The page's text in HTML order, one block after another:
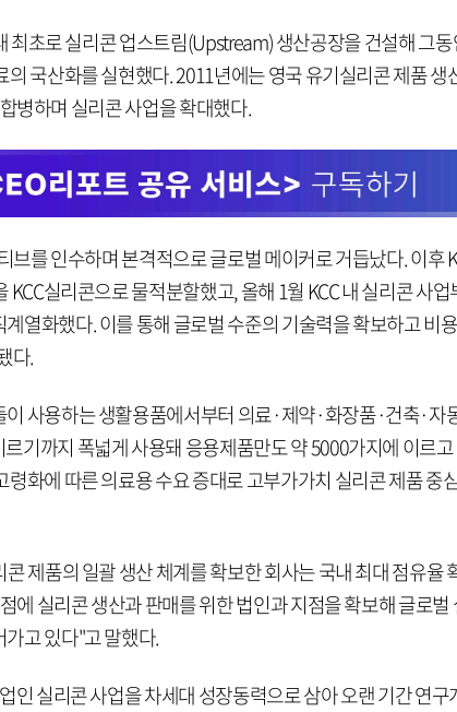
최초로 실리콘 업스트림(Upstream) 생산공장을 건설해 그
의 국산화를 실현했다. 2011년에는 영국 유기실리콘 제품 생
병하며 실리콘 사업을 확대했다.
브를 인수하며 본격적으로 글로벌 메이커로 거듭났다. 이후
KCC실리콘으로 물적분할했고, 올해 1월 KCC 내 실리콘 사
열화했다. 이를 통해 글로벌 수준의 기술력을 확보하고 비
다.
사용하는 생활용품에서부터 의료·제약·화장품·건축·자
기까지 폭넓게 사용돼 응용제품만도 약 5000가지에 이르
령화에 따른 의료용 수요 증대로 고부가가치 실리콘 제품 중
제품의 일괄 생산 체계를 확보한 회사는 국내 최대 점유율
에 실리콘 생산과 판매를 위한 법인과 지점을 확보해 글로벌
고 있다"고 말했다.
인 실리콘 사업을 차세대 성장동력으로 삼아 오랜 기간 연구